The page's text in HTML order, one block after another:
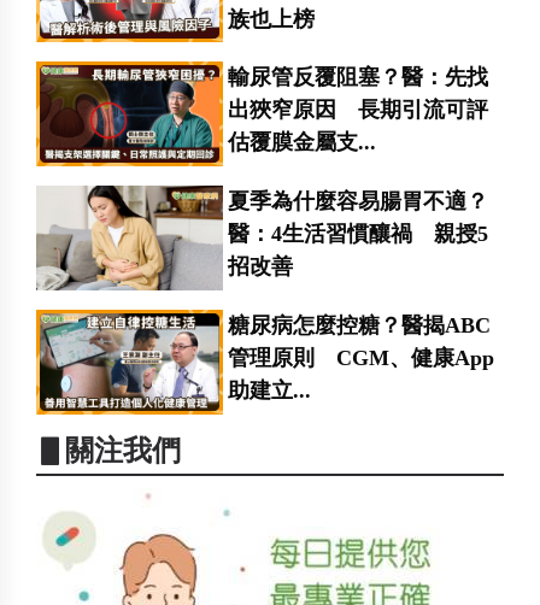
族也上榜
輸尿管反覆阻塞？醫：先找
出狹窄原因 長期引流可評
估覆膜金屬支...
夏季為什麼容易腸胃不適？
醫：4生活習慣釀禍 親授5
招改善
糖尿病怎麼控糖？醫揭ABC
管理原則 CGM、健康App
助建立...
▋關注我們